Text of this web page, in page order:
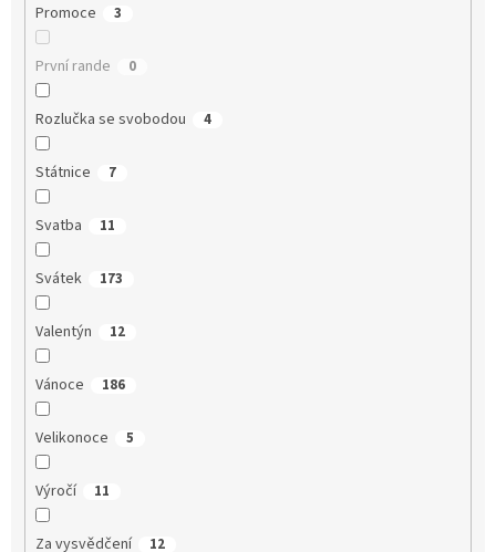
Promoce 3
První rande 0
Rozlučka se svobodou 4
Státnice 7
Svatba 11
Svátek 173
Valentýn 12
Vánoce 186
Velikonoce 5
Výročí 11
Za vysvědčení 12